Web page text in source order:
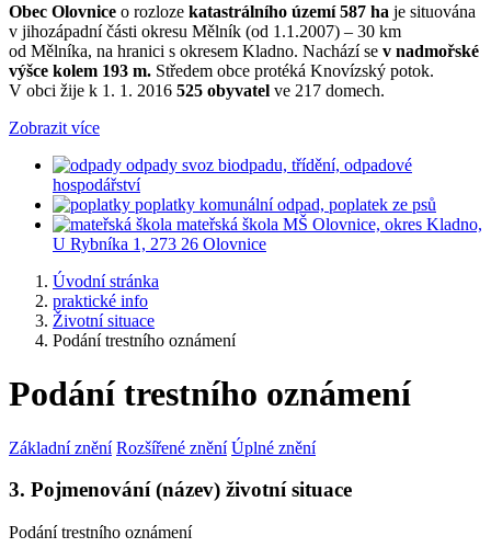
Obec Olovnice o rozloze katastrálního území 587 ha je situována
v jihozápadní části okresu Mělník (od 1.1.2007) – 30 km
od Mělníka, na hranici s okresem Kladno. Nachází se v nadmořské
výšce kolem 193 m. Středem obce protéká Knovízský potok.
V obci žije k 1. 1. 2016 525 obyvatel ve 217 domech.
Zobrazit více
odpady svoz biodpadu, třídění, odpadové
hospodářství
poplatky komunální odpad, poplatek ze psů
mateřská škola MŠ Olovnice, okres Kladno,
U Rybníka 1, 273 26 Olovnice
Úvodní stránka
praktické info
Životní situace
Podání trestního oznámení
Podání trestního oznámení
Základní znění Rozšířené znění Úplné znění
3. Pojmenování (název) životní situace
Podání trestního oznámení